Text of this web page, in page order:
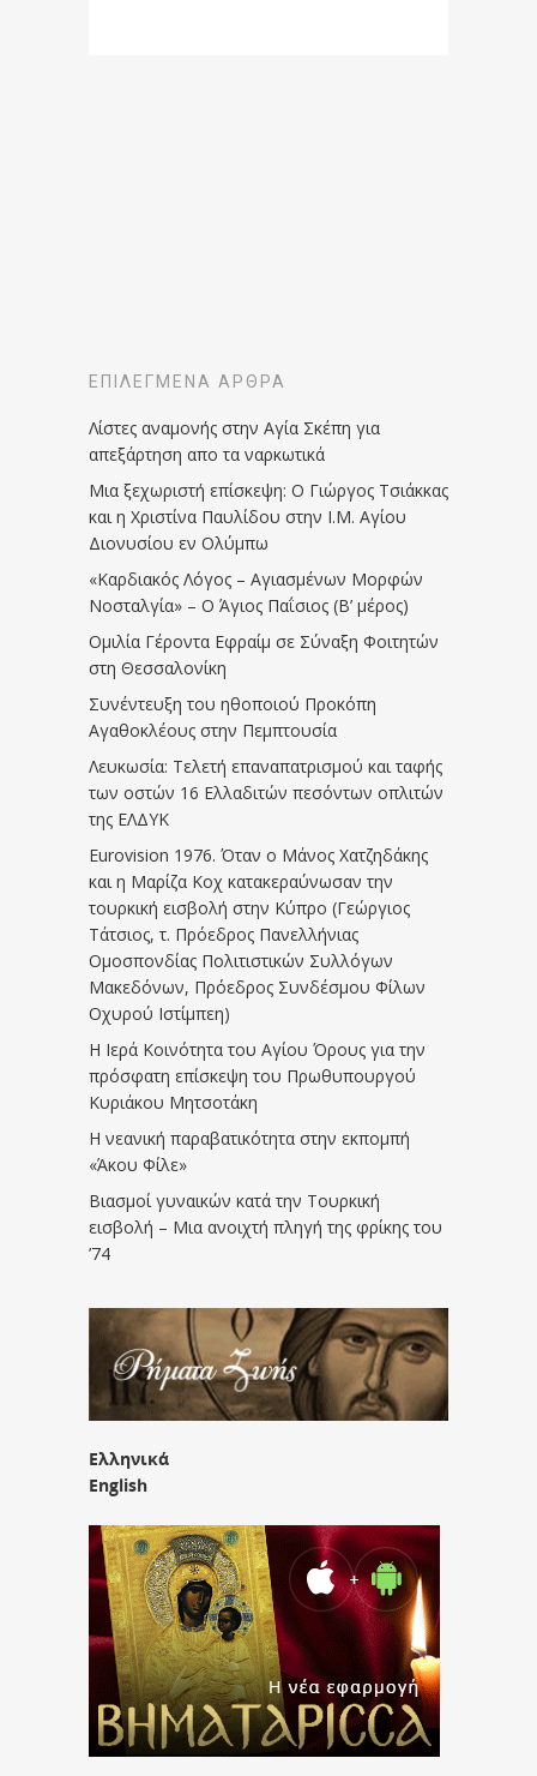
ΕΠΙΛΕΓΜΈΝΑ ΆΡΘΡΑ
Λίστες αναμονής στην Αγία Σκέπη για
απεξάρτηση απο τα ναρκωτικά
Μια ξεχωριστή επίσκεψη: Ο Γιώργος Τσιάκκας
και η Χριστίνα Παυλίδου στην Ι.Μ. Αγίου
Διονυσίου εν Ολύμπω
«Καρδιακός Λόγος – Αγιασμένων Μορφών
Νοσταλγία» – Ο Άγιος Παΐσιος (Β’ μέρος)
Ομιλία Γέροντα Εφραίμ σε Σύναξη Φοιτητών
στη Θεσσαλονίκη
Συνέντευξη του ηθοποιού Προκόπη
Αγαθοκλέους στην Πεμπτουσία
Λευκωσία: Τελετή επαναπατρισμού και ταφής
των οστών 16 Ελλαδιτών πεσόντων οπλιτών
της ΕΛΔΥΚ
Eurovision 1976. Όταν ο Μάνος Χατζηδάκης
και η Μαρίζα Κοχ κατακεραύνωσαν την
τουρκική εισβολή στην Κύπρο (Γεώργιος
Τάτσιος, τ. Πρόεδρος Πανελλήνιας
Ομοσπονδίας Πολιτιστικών Συλλόγων
Μακεδόνων, Πρόεδρος Συνδέσμου Φίλων
Οχυρού Ιστίμπεη)
Η Ιερά Κοινότητα του Αγίου Όρους για την
πρόσφατη επίσκεψη του Πρωθυπουργού
Κυριάκου Μητσοτάκη
Η νεανική παραβατικότητα στην εκπομπή
«Άκου Φίλε»
Βιασμοί γυναικών κατά την Τουρκική
εισβολή – Μια ανοιχτή πληγή της φρίκης του
’74
Ελληνικά
English